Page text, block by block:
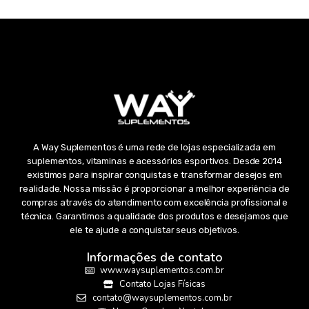
A Way Suplementos é uma rede de lojas especializada em
suplementos, vitaminas e acessórios esportivos. Desde 2014
existimos para inspirar conquistas e transformar desejos em
realidade. Nossa missão é proporcionar a melhor experiência de
compras através do atendimento com excelência profissional e
técnica. Garantimos a qualidade dos produtos e desejamos que
ele te ajude a conquistar seus objetivos.
Informações de contato
www.waysuplementos.com.br
Contato Lojas Físicas
contato@waysuplementos.com.br